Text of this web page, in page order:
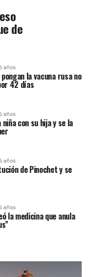
de
años
la vacuna rusa no
42 días
años
con su hija y se la
años
de Pinochet y se
años
la medicina que anula